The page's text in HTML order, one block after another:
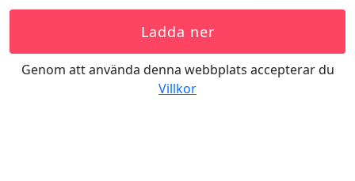
Ladda ner
Genom att använda denna webbplats accepterar du
Villkor